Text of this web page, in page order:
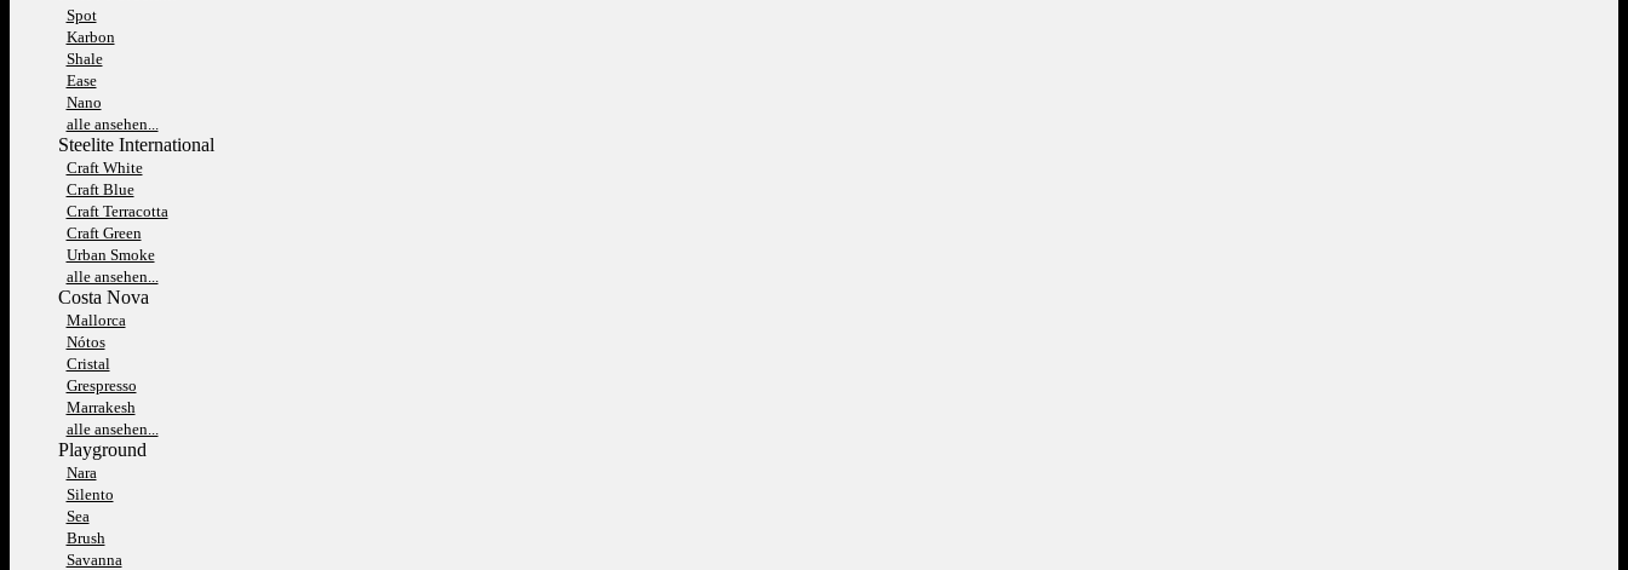
Spot
Karbon
Shale
Ease
Nano
alle ansehen...
Steelite International
Craft White
Craft Blue
Craft Terracotta
Craft Green
Urban Smoke
alle ansehen...
Costa Nova
Mallorca
Nótos
Cristal
Grespresso
Marrakesh
alle ansehen...
Playground
Nara
Silento
Sea
Brush
Savanna